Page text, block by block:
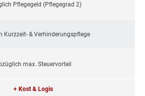
Pflegegeld (Pflegegrad 2)
Kurzzeit- & Verhinderungspflege
max. Steuervorteil
+ Kost & Logis